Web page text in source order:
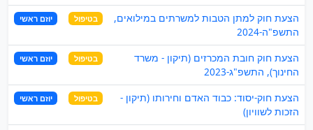
הצעת חוק למתן הטבות למשרתים במילואים,
התשפ"ה-2024
בטיפול יוזם ראשי
הצעת חוק חובת המכרזים (תיקון - משרד
החינוך), התשפ"ג-2023
בטיפול יוזם ראשי
הצעת חוק-יסוד: כבוד האדם וחירותו (תיקון -
הזכות לשוויון)
בטיפול יוזם ראשי